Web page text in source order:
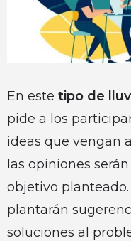
En este tipo de
pide a los
ideas que vengan
las opiniones
objetivo
plantarán
soluciones al